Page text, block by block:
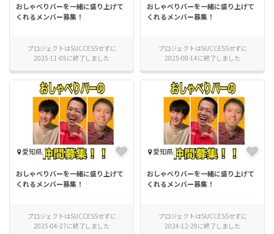
おしゃべりバーを一緒に盛り上げて
くれるメンバー募集！
プロジェクトはSUCCESSせずに
2025-11-05に終了しました
おしゃべりバーを一緒に盛り上げて
くれるメンバー募集！
プロジェクトはSUCCESSせずに
2025-08-14に終了しました
愛知県
おしゃべりバーを一緒に盛り上げて
くれるメンバー募集！
プロジェクトはSUCCESSせずに
2025-04-27に終了しました
愛知県
おしゃべりバーを一緒に盛り上げて
くれるメンバー募集！
プロジェクトはSUCCESSせずに
2024-12-29に終了しました